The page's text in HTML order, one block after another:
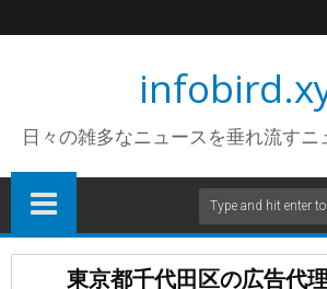
日々の雑多なニュースを垂れ流すニ
東京都千代田区の広告代